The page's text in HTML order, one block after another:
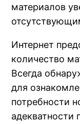
материалов
Интернет
количество
Всегда
для
потребности
адекватности